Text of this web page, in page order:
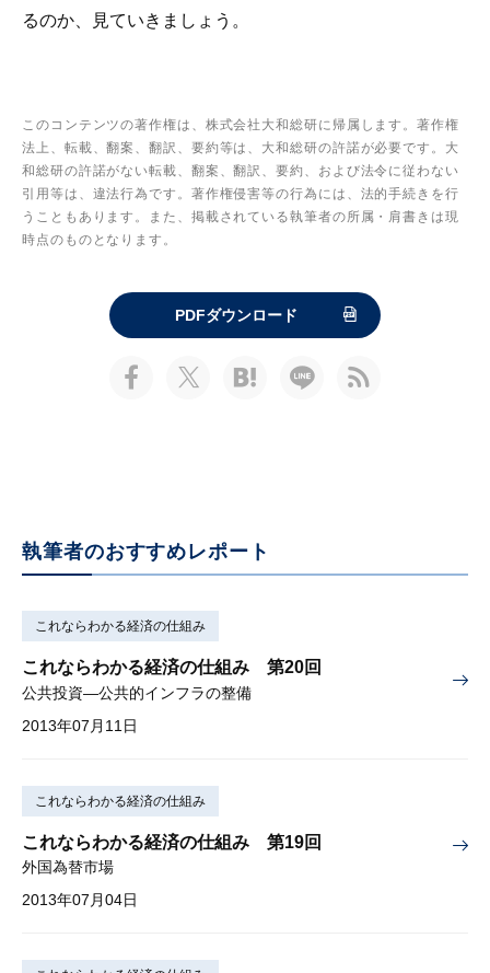
るのか、見ていきましょう。
このコンテンツの著作権は、株式会社大和総研に帰属します。著作権
法上、転載、翻案、翻訳、要約等は、大和総研の許諾が必要です。大
和総研の許諾がない転載、翻案、翻訳、要約、および法令に従わない
引用等は、違法行為です。著作権侵害等の行為には、法的手続きを行
うこともあります。また、掲載されている執筆者の所属・肩書きは現
時点のものとなります。
PDFダウンロード
執筆者のおすすめレポート
これならわかる経済の仕組み
これならわかる経済の仕組み 第20回
公共投資—公共的インフラの整備
2013年07月11日
これならわかる経済の仕組み
これならわかる経済の仕組み 第19回
外国為替市場
2013年07月04日